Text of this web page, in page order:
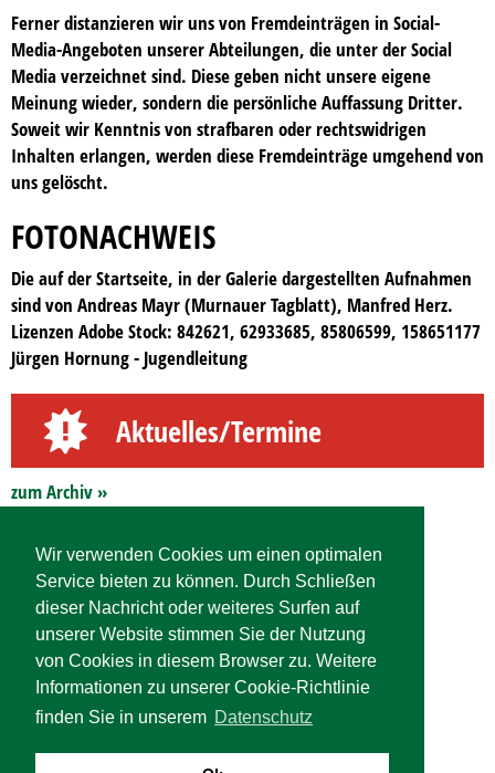
Wir verwenden Cookies um einen optimalen
Service bieten zu können. Durch Schließen
dieser Nachricht oder weiteres Surfen auf
unserer Website stimmen Sie der Nutzung
von Cookies in diesem Browser zu. Weitere
Informationen zu unserer Cookie-Richtlinie
finden Sie in unserem Datenschutz
Ferner distanzieren wir uns von Fremdeinträgen in Social-
Media-Angeboten unserer Abteilungen, die unter der Social
Media verzeichnet sind. Diese geben nicht unsere eigene
Meinung wieder, sondern die persönliche Auffassung Dritter.
Soweit wir Kenntnis von strafbaren oder rechtswidrigen
Inhalten erlangen, werden diese Fremdeinträge umgehend von
uns gelöscht.
FOTONACHWEIS
Die auf der Startseite, in der Galerie dargestellten Aufnahmen
sind von Andreas Mayr (Murnauer Tagblatt), Manfred Herz.
Lizenzen Adobe Stock: 842621, 62933685, 85806599, 158651177
Jürgen Hornung - Jugendleitung
Aktuelles/Termine
zum Archiv »